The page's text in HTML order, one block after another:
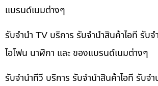
แบรนด์เนมต่างๆ
รับจำนำ TV บริการ รับจำนำสินค้าไอที รับ
ไอโฟน นาฬิกา และ ของแบรนด์เนมต่างๆ
รับจำนำทีวี บริการ รับจำนำสินค้าไอที รับจ